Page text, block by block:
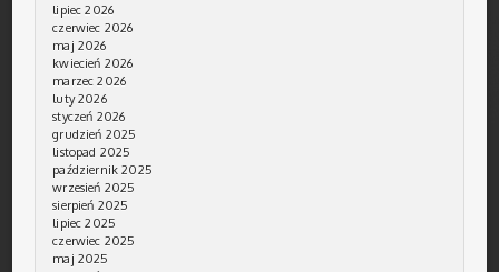
lipiec 2026
czerwiec 2026
maj 2026
kwiecień 2026
marzec 2026
luty 2026
styczeń 2026
grudzień 2025
listopad 2025
październik 2025
wrzesień 2025
sierpień 2025
lipiec 2025
czerwiec 2025
maj 2025